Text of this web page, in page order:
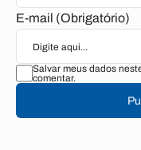
E-mail (Obrigatório)
Salvar meus dados
comentar.